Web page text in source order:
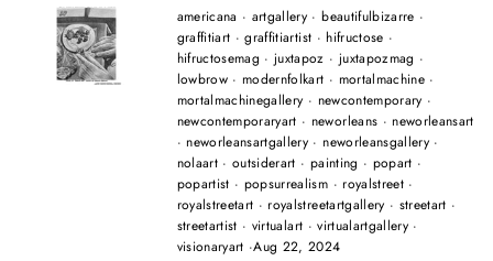
americana · artgallery ·beautifulbizarre ·
graffitiart ·graffitiartist · hifructose ·
hifructosemag ·juxtapoz · juxtapozmag ·
lowbrow · modernfolkart · mortalmachine·
mortalmachinegallery · newcontemporary ·
newcontemporaryart · neworleans · neworleansart
· neworleansartgallery · neworleansgallery·
nolaart ·outsiderart · painting · popart ·
popartist · popsurrealism · royalstreet·
royalstreetart · royalstreetartgallery · streetart ·
streetartist · virtualart ·virtualartgallery ·
visionaryart ·Aug 22, 2024